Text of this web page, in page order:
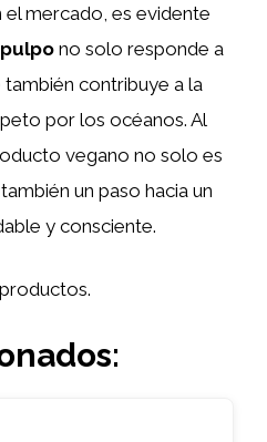
el mercado, es evidente
no solo responde a
también contribuye a la
por los océanos. Al
vegano no solo es
un paso hacia un
y consciente.